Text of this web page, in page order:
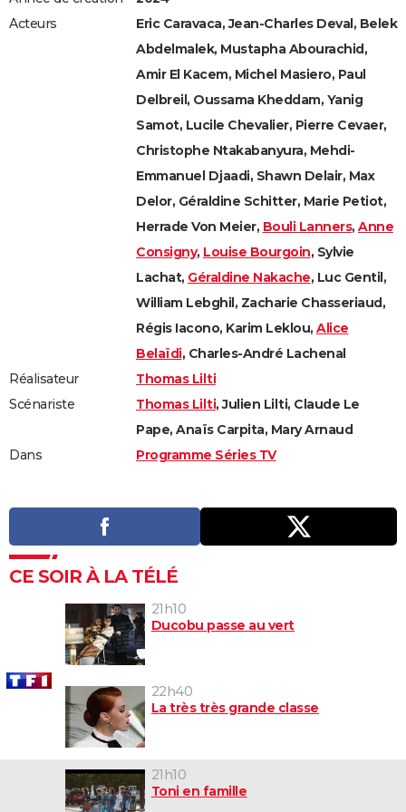
Acteurs
Eric Caravaca, Jean-Charles Deval, Belek
Abdelmalek, Mustapha Abourachid,
Amir El Kacem, Michel Masiero, Paul
Delbreil, Oussama Kheddam, Yanig
Samot, Lucile Chevalier, Pierre Cevaer,
Christophe Ntakabanyura, Mehdi-
Emmanuel Djaadi, Shawn Delair, Max
Delor, Géraldine Schitter, Marie Petiot,
Herrade Von Meier, Bouli Lanners, Anne
Consigny, Louise Bourgoin, Sylvie
Lachat, Géraldine Nakache, Luc Gentil,
William Lebghil, Zacharie Chasseriaud,
Régis Iacono, Karim Leklou, Alice
Belaïdi, Charles-André Lachenal
Réalisateur
Thomas Lilti
Scénariste
Thomas Lilti, Julien Lilti, Claude Le
Pape, Anaïs Carpita, Mary Arnaud
Dans
Programme Séries TV
CE SOIR À LA TÉLÉ
21h10
Ducobu passe au vert
22h40
La très très grande classe
21h10
Toni en famille